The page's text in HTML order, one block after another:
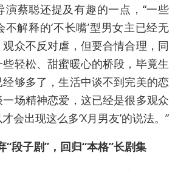
演蔡聪还提及有趣的一点，“一些
解释的‘不长嘴’型男女主已经无
众不反对虐，但要合情合理，同
轻松、甜蜜暖心的桥段，毕竟生
够多了，生活中谈不到完美的恋
场精神恋爱，这已经是很多观众
会出现这么多‘X月男友’的说法。”
“段子剧”，回归“本格”长剧集